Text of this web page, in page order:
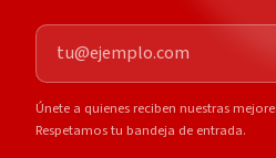
Correo electrónico
Únete a quienes reciben nuestras
Respetamos tu bandeja de entrada.